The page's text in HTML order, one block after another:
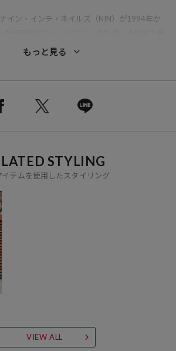
イン・インチ・ネイルズ（NIN）が1994年か
1994年のウッドストック・フェスティバルでの
ン・インチ・ネイルズとしての新曲制作、さ
仕上げ、縫製は全てシングルロックなど90年
100%アメリカンコットン（米綿）で編み立
米国製でもちろん丸胴。それを日本で縫
別な1枚。
の古着のバンドTシャツのような雰囲気や風
もっと見る
STYLING
イテムを使用したスタイリング
VIEW ALL